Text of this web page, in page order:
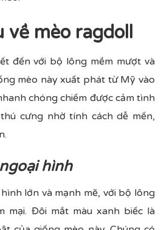
về mèo ragdoll
đến với bộ lông mềm mượt và
mèo này xuất phát từ Mỹ vào
chóng chiếm được cảm tình
cưng nhờ tính cách dễ mến,
hình
lớn và mạnh mẽ, với bộ lông
mại. Đôi mắt màu xanh biếc là